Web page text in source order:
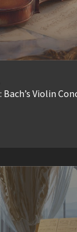
Bach’s Violin